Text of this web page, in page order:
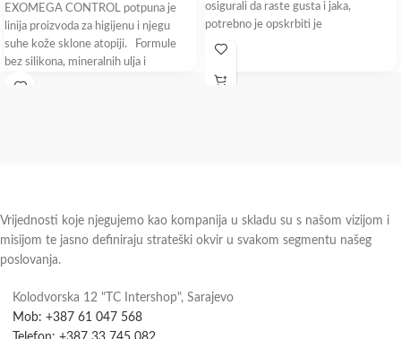
EXOMEGA CONTROL potpuna je
linija proizvoda za higijenu i njegu
suhe kože sklone atopiji. Formule
bez silikona, mineralnih ulja i
osigurali da raste gusta i jaka,
potrebno je opskrbiti je
Vrijednosti koje njegujemo kao kompanija u skladu su s našom vizijom i
misijom te jasno definiraju strateški okvir u svakom segmentu našeg
poslovanja.
Kolodvorska 12 "TC Intershop", Sarajevo
Mob: +387 61 047 568